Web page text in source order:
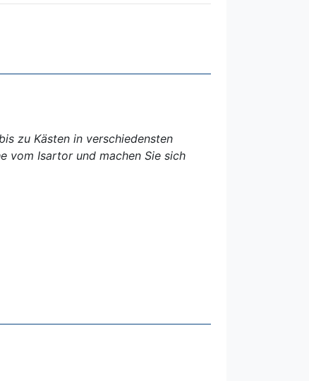
zu Kästen in verschiedensten
vom Isartor und machen Sie sich